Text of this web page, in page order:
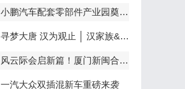
小鹏汽车配套零部件产业园奠基，打造世界级新能源智能汽车集群
寻梦大唐 汉为观止 │ 汉家族&2022款唐EV新车上市发布会，敬请期待！
风云际会启新篇！厦门新闽合奇瑞风云体验中心盛大开业
一汽大众双插混新车重磅来袭